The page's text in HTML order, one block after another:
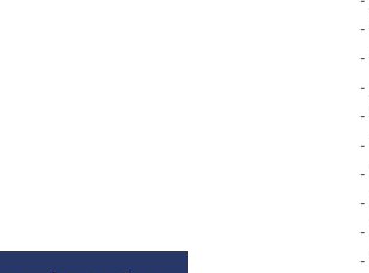
-
-
-
-
-
-
-
-
-